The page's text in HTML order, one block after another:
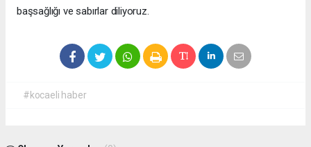
başsağlığı ve sabırlar diliyoruz.
#kocaeli haber